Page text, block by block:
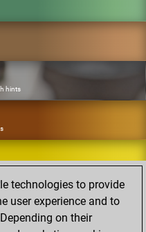
hints
technologies to provide
user experience and to
on their